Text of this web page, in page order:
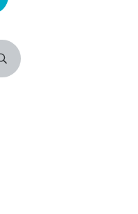
Submit search